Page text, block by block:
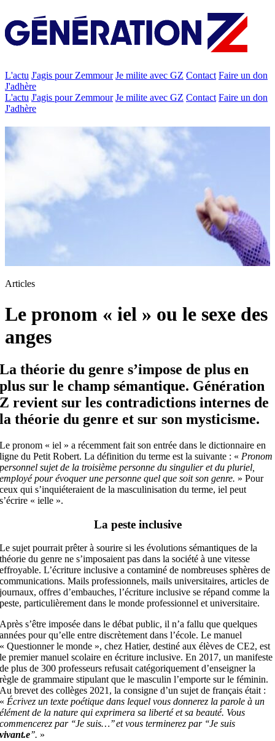
L'actu J'agis pour Zemmour Je milite avec GZ Contact Faire un don
J'adhère
L'actu J'agis pour Zemmour Je milite avec GZ Contact Faire un don
J'adhère
Articles
Le pronom « iel » ou le sexe des
anges
La théorie du genre s’impose de plus en
plus sur le champ sémantique. Génération
Z revient sur les contradictions internes de
la théorie du genre et sur son mysticisme.
Le pronom « iel » a récemment fait son entrée dans le dictionnaire en
ligne du Petit Robert. La définition du terme est la suivante : « Pronom
personnel sujet de la troisième personne du singulier et du pluriel,
employé pour évoquer une personne quel que soit son genre. » Pour
ceux qui s’inquiéteraient de la masculinisation du terme, iel peut
s’écrire « ielle ».
La peste inclusive
Le sujet pourrait prêter à sourire si les évolutions sémantiques de la
théorie du genre ne s’imposaient pas dans la société à une vitesse
effroyable. L’écriture inclusive a contaminé de nombreuses sphères de
communications. Mails professionnels, mails universitaires, articles de
journaux, offres d’embauches, l’écriture inclusive se répand comme la
peste, particulièrement dans le monde professionnel et universitaire.
Après s’être imposée dans le débat public, il n’a fallu que quelques
années pour qu’elle entre discrètement dans l’école. Le manuel
« Questionner le monde », chez Hatier, destiné aux élèves de CE2, est
le premier manuel scolaire en écriture inclusive. En 2017, un manifeste
de plus de 300 professeurs refusait catégoriquement d’enseigner la
règle de grammaire stipulant que le masculin l’emporte sur le féminin.
Au brevet des collèges 2021, la consigne d’un sujet de français était :
«Écrivez un texte poétique dans lequel vous donnerez la parole à un
élément de la nature qui exprimera sa liberté et sa beauté. Vous
commencerez par ‘‘Je suis…’’ et vous terminerez par ‘‘Je suis
vivant.e’’. »